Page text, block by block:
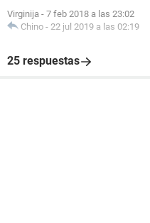
Virginija - 7 feb 2018 a las 23:02
Chino - 22 jul 2019 a las 02:19
25 respuestas